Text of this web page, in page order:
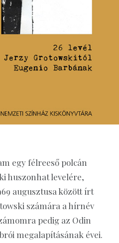
egy félreeső polcán
huszonhat levelére,
augusztusa között írt
számára a hírnév
pedig az Odin
megalapításának évei.